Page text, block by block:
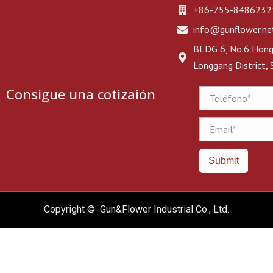
+86-755-
BLDG 6, No.6
Longgang District,
Consigue una cotizaión
Submit
Copyright © Gun&Flower Industrial Co., Ltd.